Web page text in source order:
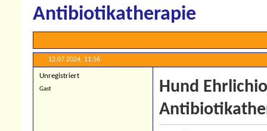
Antibiotikatherapie
12.07.2024, 11:56
Unregistriert
Gast
Hund